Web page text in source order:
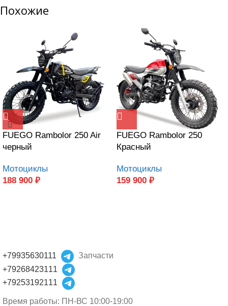
Похожие
FUEGO Rambolor 250 Air
черный
Мотоциклы
188 900 ₽
FUEGO Rambolor 250
Красный
Мотоциклы
159 900 ₽
+79935630111
Запчасти
+79268423111
+79253192111
Время работы: ПН-ВС 10:00-19:00